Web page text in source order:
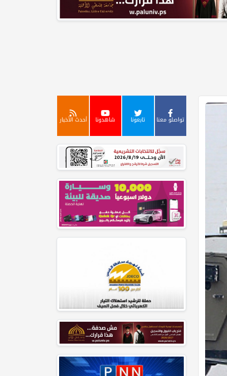
تواصلو معنا تابعونا شاهدونا أحدث الأخبار